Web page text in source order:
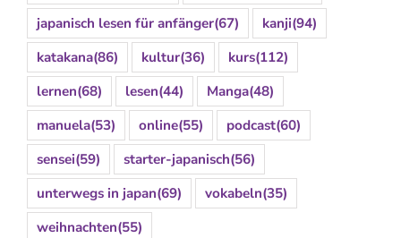
japanisch lesen für anfänger(67) kanji(94)
katakana(86) kultur(36) kurs(112)
lernen(68) lesen(44) Manga(48)
manuela(53) online(55) podcast(60)
sensei(59) starter-japanisch(56)
unterwegs in japan(69) vokabeln(35)
weihnachten(55)